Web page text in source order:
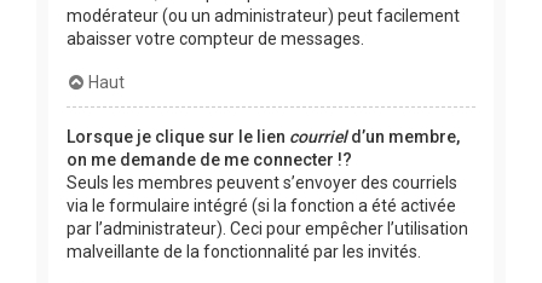
modérateur (ou un administrateur) peut facilement
abaisser votre compteur de messages.
Haut
Lorsque je clique sur le lien courrield’un membre,
on me demande de me connecter !?
Seuls les membres peuvent s’envoyer des courriels
via le formulaire intégré (si la fonction a été activée
par l’administrateur). Ceci pour empêcher l’utilisation
malveillante de la fonctionnalité par les invités.